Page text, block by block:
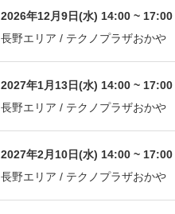
2026年12月9日(水) 14:00 ~ 17:00
長野エリア / テクノプラザおかや
2027年1月13日(水) 14:00 ~ 17:00
長野エリア / テクノプラザおかや
2027年2月10日(水) 14:00 ~ 17:00
長野エリア / テクノプラザおかや